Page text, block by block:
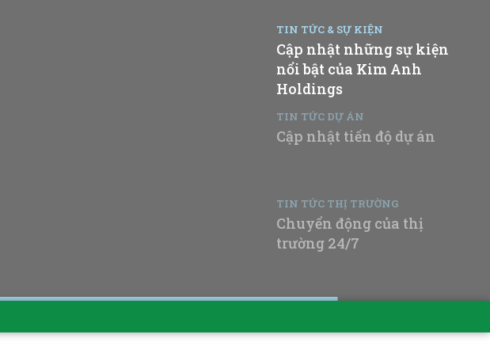
TIN TỨC & SỰ KIỆN
Cập nhật những sự kiện
nổi bật của Kim Anh
Holdings
TIN TỨC DỰ ÁN
Cập nhật tiến độ dự án
TIN TỨC THỊ TRƯỜNG
Chuyển động của thị
trường 24/7